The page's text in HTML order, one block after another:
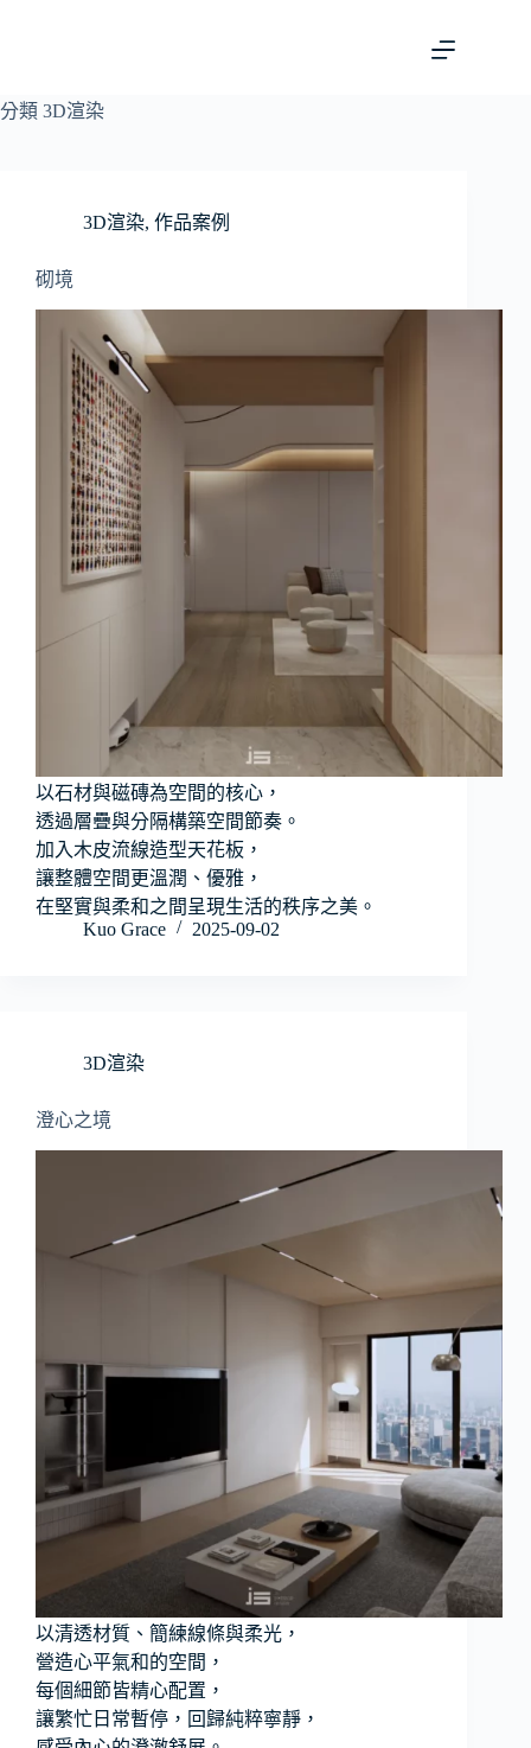
分類 3D渲染
3D渲染, 作品案例
砌境
以石材與磁磚為空間的核心，
透過層疊與分隔構築空間節奏。
加入木皮流線造型天花板，
讓整體空間更溫潤、優雅，
在堅實與柔和之間呈現生活的秩序之美。
Kuo Grace
2025-09-02
3D渲染
澄心之境
以清透材質、簡練線條與柔光，
營造心平氣和的空間，
每個細節皆精心配置，
讓繁忙日常暫停，回歸純粹寧靜，